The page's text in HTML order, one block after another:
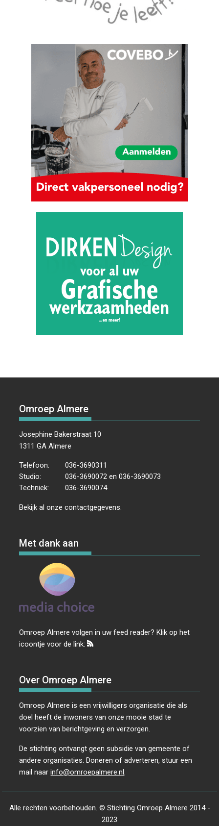
Omroep Almere
Josephine Bakerstraat 10
1311 GA Almere
Telefoon:
036-3690311
Studio:
036-3690072 en 036-3690073
Techniek:
036-3690074
Bekijk al onzecontactgegevens
Met dank aan
Omroep Almere volgen in uw feed reader? Klik op het
icoontje voor de link:
Over Omroep Almere
Omroep Almere is een vrijwilligers organisatie die als
doel heeft de inwoners van onze mooie stad te
voorzien van berichtgeving en verzorgen.
De stichting ontvangt geen subsidie van gemeente of
andere organisaties. Doneren of adverteren, stuur een
mail naarinfo@omroepalmere.nl.
Alle rechten voorbehouden. © Stichting Omroep Almere 2014 -
2023